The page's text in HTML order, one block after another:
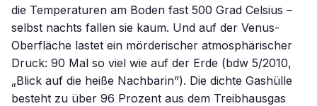
die Temperaturen am Boden fast 500 Grad Celsius –
selbst nachts fallen sie kaum. Und auf der Venus-
Oberfläche lastet ein mörderischer atmosphärischer
Druck: 90 Mal so viel wie auf der Erde (bdw 5/2010,
„Blick auf die heiße Nachbarin”). Die dichte Gashülle
besteht zu über 96 Prozent aus dem Treibhausgas